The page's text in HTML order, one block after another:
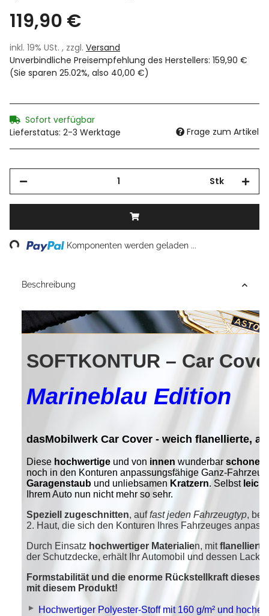
119,90 €
inkl. 19% USt. , zzgl. Versand
Unverbindliche Preisempfehlung des Herstellers: 159,90 €
(Sie sparen 25.02%, also 40,00 €)
Sofort verfügbar
Lieferstatus: 2-3 Werktage
Frage zum Artikel
Stk
Loading... Komponenten werden geladen ...
Beschreibung